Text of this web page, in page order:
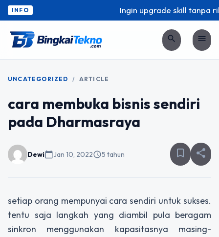
INFO Ingin upgrade skill tanpa
search menu
UNCATEGORIZED / ARTICLE
cara membuka bisnis sendiri
pada Dharmasraya
Dewicalendar_todayJan 10, 2022schedule5 tahun bookmark_border share
setiap orang mempunyai cara sendiri untuk sukses.
tentu saja langkah yang diambil pula beragam
sinkron menggunakan kapasitasnya masing-